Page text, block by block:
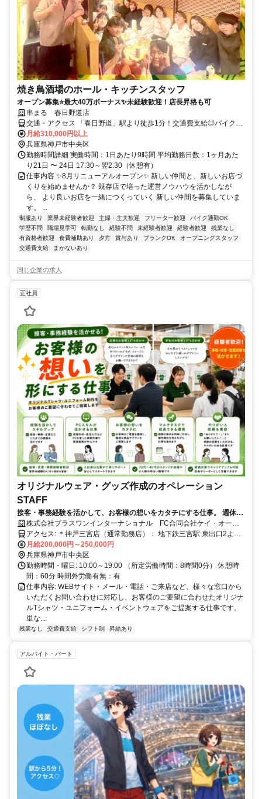
焼き鳥酒場のホール・キッチンスタッフ
オープン募集⭐最大40万ボーナス✨未経験歓迎！店長昇格も可
串まる 春日野道店
交通・アクセス 「春日野道」駅より徒歩1分！交通費支給◎バイク通
勤OK！
月給310,000円以上
兵庫県神戸市中央区
勤務時間詳細 実働時間：1日あたり9時間 平均勤務日数：1ヶ月あた
り21日 〜 24日 17:30～翌2:30（休憩有）
仕事内容 ✨8月リニューアルオープン✨ 新しい仲間と、新しいお店づ
くりを始めませんか？ 既存店で培った運営ノウハウを活かしなが
ら、 より良いお店を一緒につくっていく 新しい仲間を募集していま
す。 ...
制服あり 業界未経験者歓迎 主婦・主夫歓迎 フリーター歓迎
バイク通勤OK
学歴不問
職場見学可 転勤なし 経験不問 未経験者歓迎 経験者歓迎
残業なし
有資格者歓迎
食費補助あり 夕方 賞与あり ブランクOK
オープニングスタッフ
交通費支給
まかないあり
同じ企業の求人
正社員
オリジナルウェア・グッズ作成のオペレーション
STAFF
接客・事務経験を活かして、お客様の想いをカタチにする仕事。 週休2
日｜残業ほぼなし｜20〜40代活躍中｜三宮駅徒歩3分
株式会社プラスワンインターナショナル FC合同会社ケイ・オー・
ケイ
アクセス: ＊神戸三宮店（通常勤務店）： 地下鉄三宮駅 東出口2より
徒歩1分 ＊西宮店（研修・人材育成・その他）：阪急西宮北口駅より
徒歩1分
月給200,000円～250,000円
兵庫県神戸市中央区
勤務時間・曜日: 10:00～19:00 （所定労働時間：8時間0分） 休憩時
間：60分 時間外労働有無：有
仕事内容: WEBサイト・メール・電話・ご来店など、様々な窓口から
いただくお問い合わせに対応し、お客様のご要望に合わせたオリジナ
ルTシャツ・ユニフォーム・イベントウェアをご提案する仕事です。
単な...
残業なし 交通費支給 シフト制 昇給あり
アルバイト・パート